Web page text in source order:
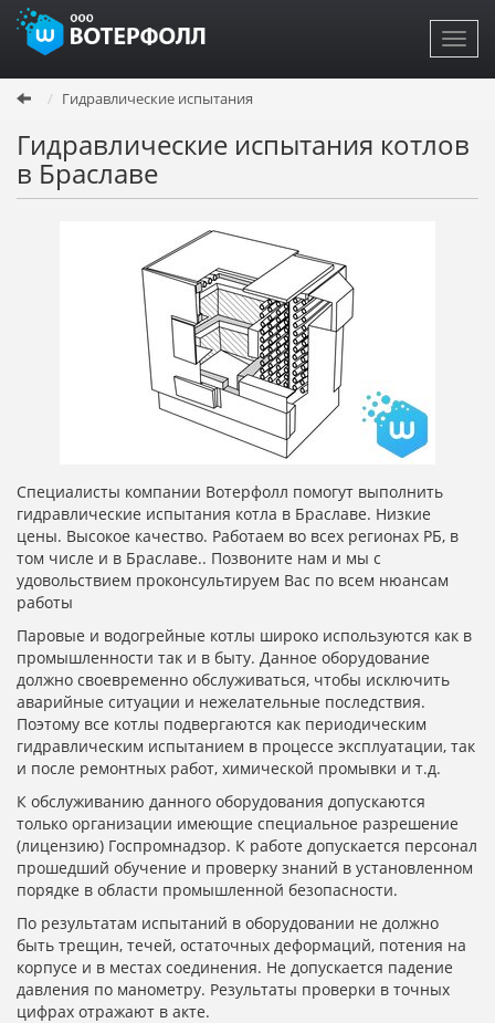
Перейти
основному
содержанию
Гидравлические испытания
Гидравлические испытания котлов
в Браславе
Специалисты компании Вотерфолл помогут выполнить
гидравлические испытания котла в Браславе. Низкие
цены. Высокое качество. Работаем во всех регионах РБ, в
том числе и в Браславе.. Позвоните нам и мы с
удовольствием проконсультируем Вас по всем нюансам
работы
Паровые и водогрейные котлы широко используются как в
промышленности так и в быту. Данное оборудование
должно своевременно обслуживаться, чтобы исключить
аварийные ситуации и нежелательные последствия.
Поэтому все котлы подвергаются как периодическим
гидравлическим испытанием в процессе эксплуатации, так
и после ремонтных работ, химической промывки и т.д.
К обслуживанию данного оборудования допускаются
только организации имеющие специальное разрешение
(лицензию) Госпромнадзор. К работе допускается персонал
прошедший обучение и проверку знаний в установленном
порядке в области промышленной безопасности.
По результатам испытаний в оборудовании не должно
быть трещин, течей, остаточных деформаций, потения на
корпусе и в местах соединения. Не допускается падение
давления по манометру. Результаты проверки в точных
цифрах отражают в акте.